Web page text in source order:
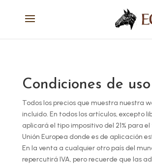
Condiciones de uso
Todos los precios que muestra nuestra
incluido. En todos los artículos, excepto
aplicará el tipo impositivo del 21% para
Unión Europea donde es de aplicación
En la venta a cualquier otro país del
repercutirá IVA, pero recuerde que las